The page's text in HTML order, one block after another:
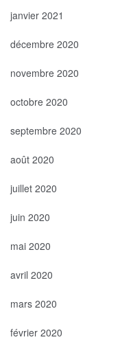
janvier 2021
décembre 2020
novembre 2020
octobre 2020
septembre 2020
août 2020
juillet 2020
juin 2020
mai 2020
avril 2020
mars 2020
février 2020